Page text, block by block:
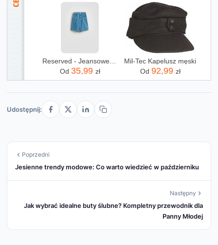
Reserved - Jeansowe szorty - niebieski
Od 35,99 zł
Mil-Tec Kapelusz męski
Od 92,99 zł
Udostępnij:
Poprzedni
Jesienne trendy modowe: Co warto wiedzieć w październiku
Następny
Jak wybrać idealne buty ślubne? Kompletny przewodnik dla
Panny Młodej